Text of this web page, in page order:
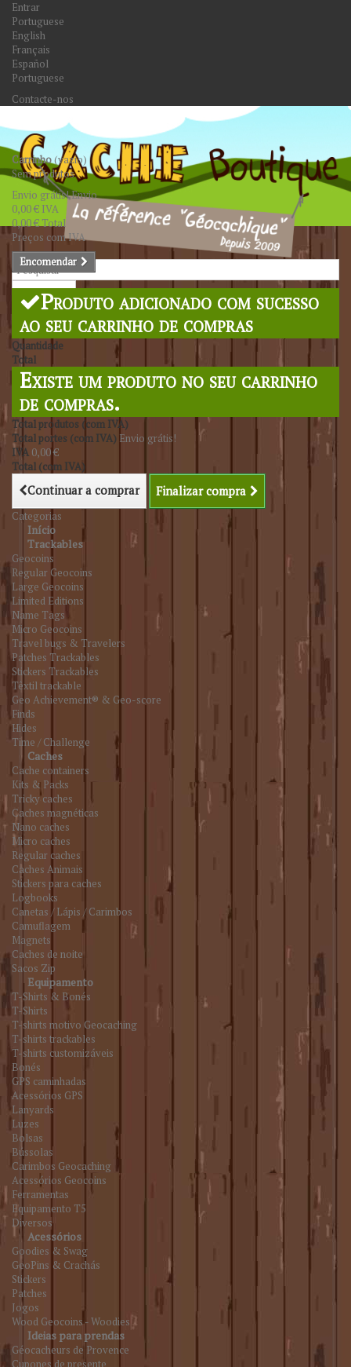
Entrar
Portuguese
English
Français
Español
Portuguese
Contacte-nos
Pesquisar
Carrinho(vazio)
Sem produtos
Envio grátis!Envio
0,00 € IVA
0,00 €Total
Preços com IVA
Encomendar
Produto adicionado com sucesso
ao seu carrinho de compras
Quantidade
Total
Existe um produto no seu carrinho
de compras.
Total produtos (com IVA)
Total portes (com IVA) Envio grátis!
IVA 0,00 €
Total (com IVA)
Continuar a comprar Finalizar compra
Categorias
Início
Trackables
Geocoins
Regular Geocoins
Large Geocoins
Limited Editions
Name Tags
Micro Geocoins
Travel bugs & Travelers
Patches Trackables
Stickers Trackables
Têxtil trackable
Geo Achievement® & Geo-score
Finds
Hides
Time / Challenge
Caches
Cache containers
Kits & Packs
Tricky caches
Caches magnéticas
Nano caches
Micro caches
Regular caches
Caches Animais
Stickers para caches
Logbooks
Canetas / Lápis / Carimbos
Camuflagem
Magnets
Caches de noite
Sacos Zip
Equipamento
T-Shirts & Bonés
T-Shirts
T-shirts motivo Geocaching
T-shirts trackables
T-shirts customizáveis
Bonés
GPS caminhadas
Acessórios GPS
Lanyards
Luzes
Bolsas
Bússolas
Carimbos Geocaching
Acessórios Geocoins
Ferramentas
Equipamento T5
Diversos
Acessórios
Goodies & Swag
GeoPins & Crachás
Stickers
Patches
Jogos
Wood Geocoins - Woodies
Ideias para prendas
Géocacheurs de Provence
Cupones de presente